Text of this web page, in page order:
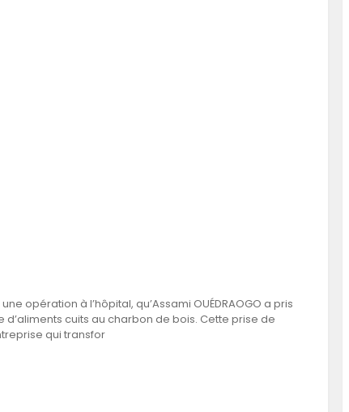
opération à l’hôpital, qu’Assami OUÉDRAOGO a pris
cuits au charbon de bois. Cette prise de
qui transfor